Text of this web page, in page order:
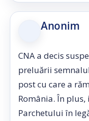
Anonim
CNA a decis
preluării
post cu care a
România. În
Parchetului în